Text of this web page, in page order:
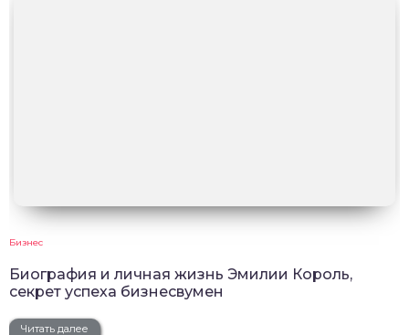
Бизнес
Биография и личная жизнь Эмилии Король,
секрет успеха бизнесвумен
Читать далее